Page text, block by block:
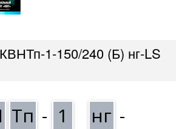
1-150/240 (Б) нг-LS
Тп - 1 нг -